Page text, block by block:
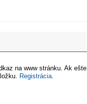
na www stránku. Ak ešte
Registrácia